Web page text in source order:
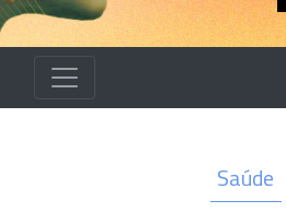
Saúde